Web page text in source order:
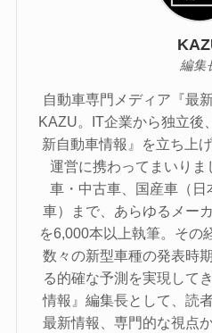
編集
自動車専門メディア『最
KAZU。IT企業から独立後
新自動車情報』を立ち上
運営に携わってまいり
車・中古車、国産車（
車）まで、あらゆるメー
を6,000本以上執筆。その
数々の新型車種の発表時
る的確な予測を実現して
情報』編集長として、読
最新情報、専門的な視点